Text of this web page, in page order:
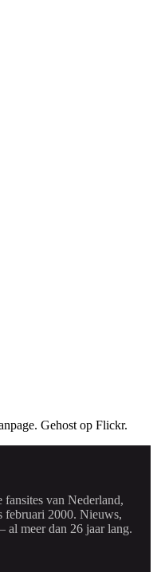
Gehost op Flickr.
fansites van Nederland,
februari 2000. Nieuws,
al meer dan 26 jaar lang.